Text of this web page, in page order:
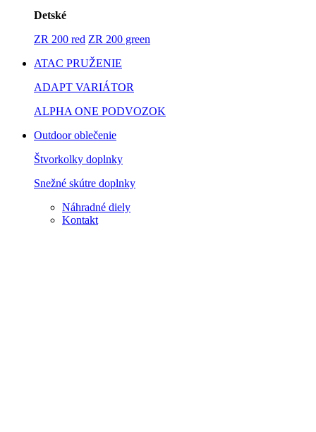
Detské
ZR 200 red ZR 200 green
ATAC PRUŽENIE
ADAPT VARIÁTOR
ALPHA ONE PODVOZOK
Outdoor oblečenie
Štvorkolky doplnky
Snežné skútre doplnky
Náhradné diely
Kontakt